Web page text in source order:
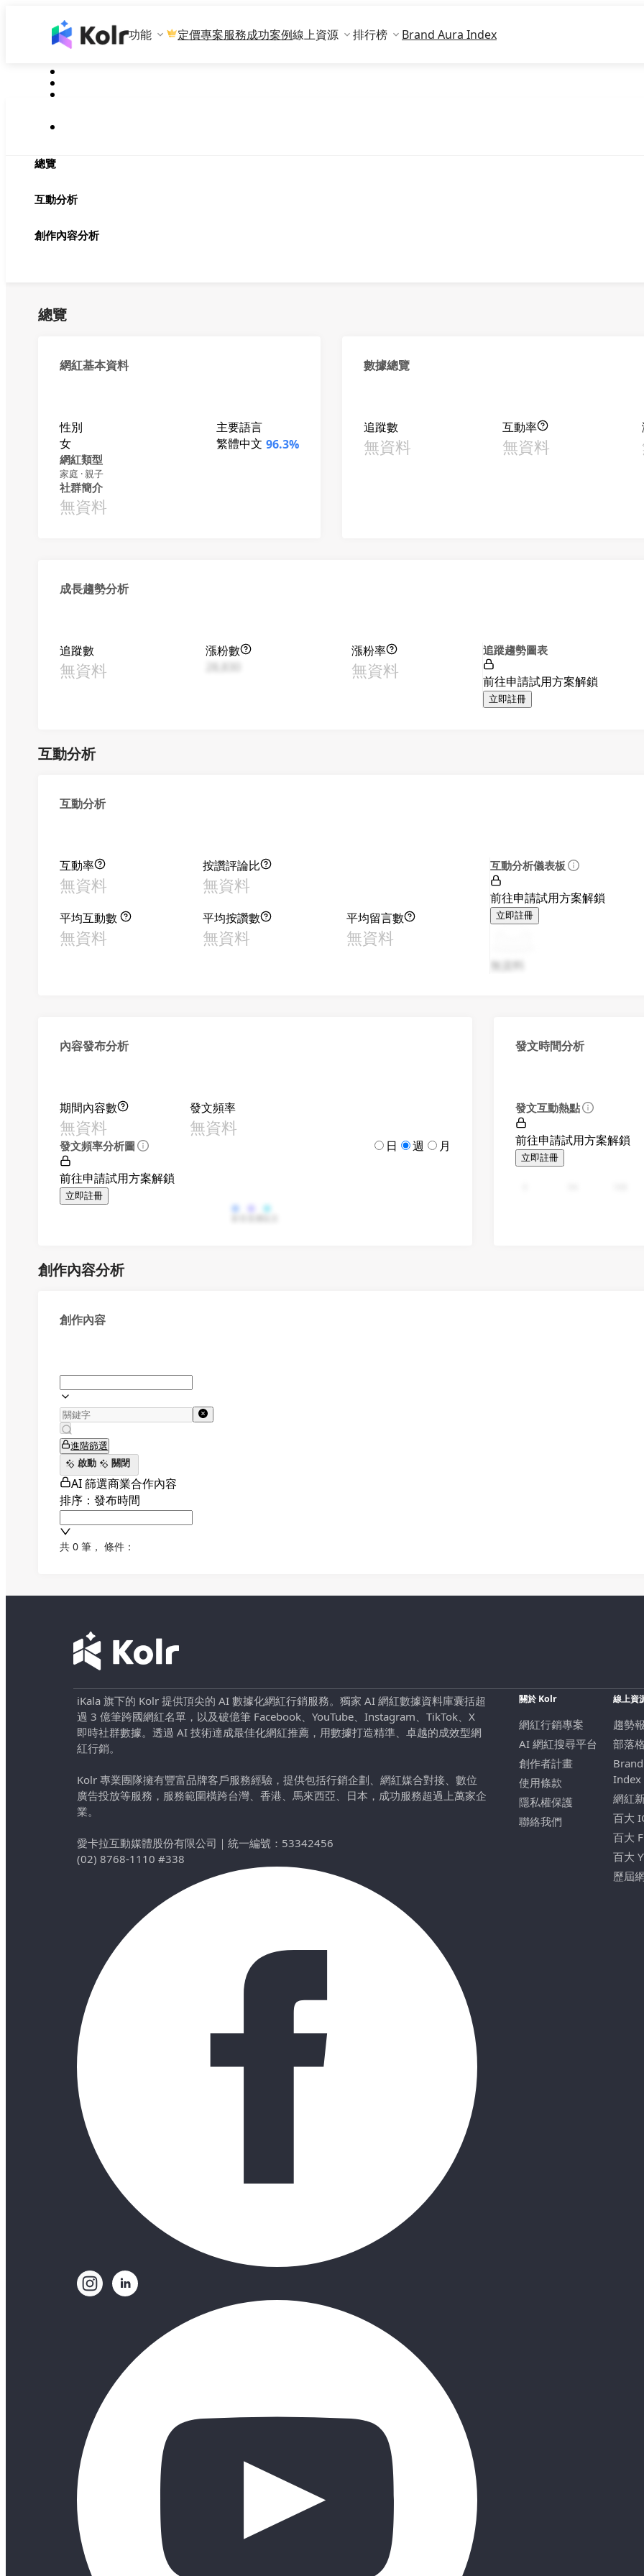
功能 定價專案服務成功案例線上資源 排行榜 Brand Aura Index
總覽
互動分析
創作內容分析
總覽
網紅基本資料
性別
女
主要語言
繁體中文 96.3%
網紅類型
家庭 · 親子
社群簡介
無資料
數據總覽
追蹤數
無資料
互動率
無資料
成長趨勢分析
追蹤數
無資料
漲粉數
漲粉率
無資料
追蹤趨勢圖表
前往申請試用方案解鎖
立即註冊
互動分析
互動分析
互動率
無資料
按讚評論比
無資料
平均互動數
無資料
平均按讚數
無資料
平均留言數
無資料
互動分析儀表板
前往申請試用方案解鎖
立即註冊
無資料
內容發布分析
期間內容數
無資料
發文頻率
無資料
發文頻率分析圖 日 週 月
前往申請試用方案解鎖
立即註冊
發文時間分析
發文互動熱點
前往申請試用方案解鎖
立即註冊
創作內容分析
創作內容
進階篩選
啟動
關閉
AI 篩選商業合作內容
排序：發布時間
共 0 筆 ， 條件：
iKala 旗下的 Kolr 提供頂尖的 AI 數據化網紅行銷服務。獨家 AI 網紅數據資料庫囊括超
過 3 億筆跨國網紅名單，以及破億筆 Facebook、YouTube、Instagram、TikTok、X
即時社群數據。透過 AI 技術達成最佳化網紅推薦，用數據打造精準、卓越的成效型網
紅行銷。
Kolr 專業團隊擁有豐富品牌客戶服務經驗，提供包括行銷企劃、網紅媒合對接、數位
廣告投放等服務，服務範圍橫跨台灣、香港、馬來西亞、日本，成功服務超過上萬家企
業。
愛卡拉互動媒體股份有限公司 ｜ 統一編號：53342456
(02) 8768-1110 #338
關於 Kolr
網紅行銷專案
AI 網紅搜尋平台
創作者計畫
使用條款
隱私權保護
聯絡我們
線上資
趨勢
部落格
Index
網紅
百大
百大
百大
歷屆